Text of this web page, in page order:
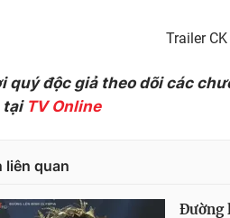
Trailer CK
quý độc giả theo dõi các
tại TV Online
liên quan
Đường